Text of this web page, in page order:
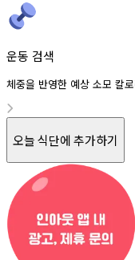
운동 검색
체중을 반영한 예상 소모 칼
오늘 식단에 추가하기